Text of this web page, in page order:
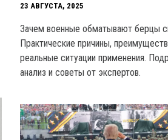
23 АВГУСТА, 2025
Зачем военные обматывают берцы
Практические причины,
реальные ситуации применения.
анализ и советы от экспертов.